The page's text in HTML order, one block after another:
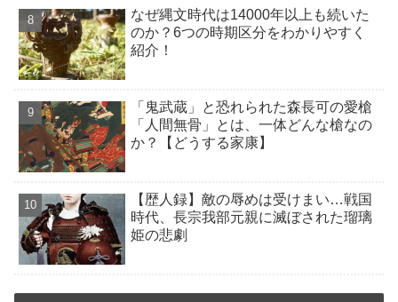
なぜ縄文時代は14000年以上も続いた
のか？6つの時期区分をわかりやすく
紹介！
「鬼武蔵」と恐れられた森長可の愛槍
「人間無骨」とは、一体どんな槍なの
か？【どうする家康】
【歴人録】敵の辱めは受けまい…戦国
時代、長宗我部元親に滅ぼされた瑠璃
姫の悲劇